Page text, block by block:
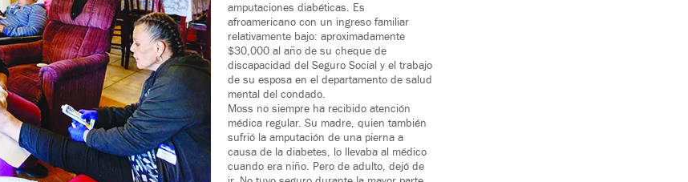
amputaciones diabéticas. Es
afroamericano con un ingreso familiar
relativamente bajo: aproximadamente
$30,000 al año de su cheque de
discapacidad del Seguro Social y el trabajo
de su esposa en el departamento de salud
mental del condado.
Moss no siempre ha recibido atención
médica regular. Su madre, quien también
sufrió la amputación de una pierna a
causa de la diabetes, lo llevaba al médico
cuando era niño. Pero de adulto, dejó de